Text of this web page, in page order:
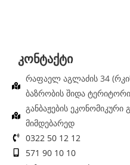
კონტაქტი
რაფაელ აგლაძის 34
ბაზრობის შიდა
განბაჟების ეკონომიკური
მიმდებარედ
0322 50 12 12
571 90 10 10